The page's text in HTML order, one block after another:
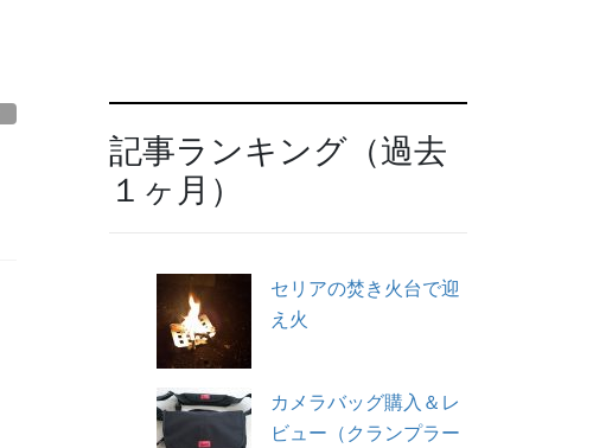
記事ランキング（過去
１ヶ月）
セリアの焚き火台で迎
え火
カメラバッグ購入＆レ
ビュー（クランプラー